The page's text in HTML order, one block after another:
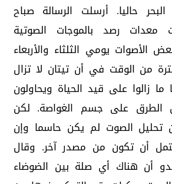
حاليا. أرسلت ‏الرسالة صباح
معدات رصد بالموجات الصوتية
الأصوات يومي الثلثاء والأربعاء
‏من الوقت في أن تيتان لا تزال
زالوا ‏على قيد الحياة ويحاولون
الطرق على ‏جسم الغواصة.‏ لكن
تحليل الصوت لم يكن حاسما وإن
أن تكون من مصدر آخر.‏ وقال
أن هناك أي صلة بين الضوضاء